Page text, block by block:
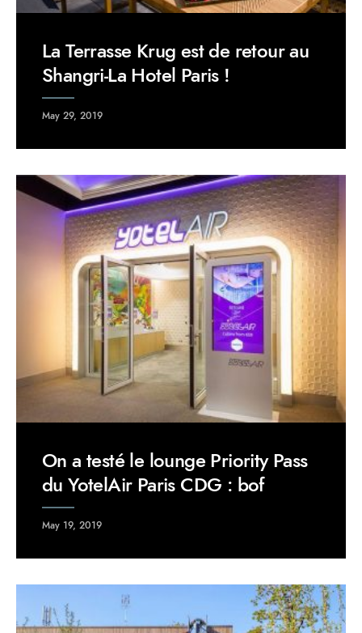
La Terrasse Krug est de retour au
Shangri-La Hotel Paris !
May 29, 2019
On a testé le lounge Priority Pass
du YotelAir Paris CDG : bof
May 19, 2019